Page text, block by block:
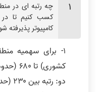
چه رتبه‌ ای در
کسب کنیم تا در
کامپیوتر پذیرفته